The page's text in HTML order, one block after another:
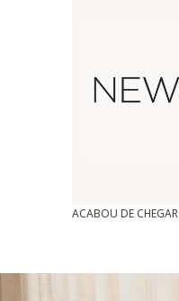
ACABOU DE CHEGAR